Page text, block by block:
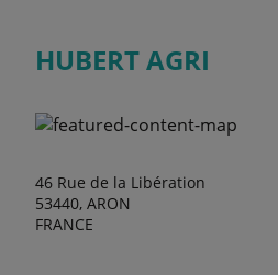
HUBERT AGRI
46 Rue de la Libération
53440, ARON
FRANCE